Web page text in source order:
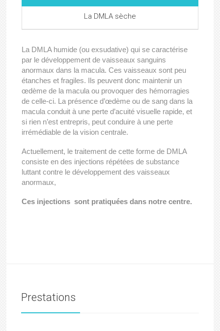
La DMLA sèche
La DMLA humide (ou exsudative) qui se caractérise
par le développement de vaisseaux sanguins
anormaux dans la macula. Ces vaisseaux sont peu
étanches et fragiles. Ils peuvent donc maintenir un
œdème de la macula ou provoquer des hémorragies
de celle-ci. La présence d’œdème ou de sang dans la
macula conduit à une perte d’acuité visuelle rapide, et
si rien n’est entrepris, peut conduire à une perte
irrémédiable de la vision centrale.
Actuellement, le traitement de cette forme de DMLA
consiste en des injections répétées de substance
luttant contre le développement des vaisseaux
anormaux,
Ces injections sont pratiquées dans notre centre.
Prestations